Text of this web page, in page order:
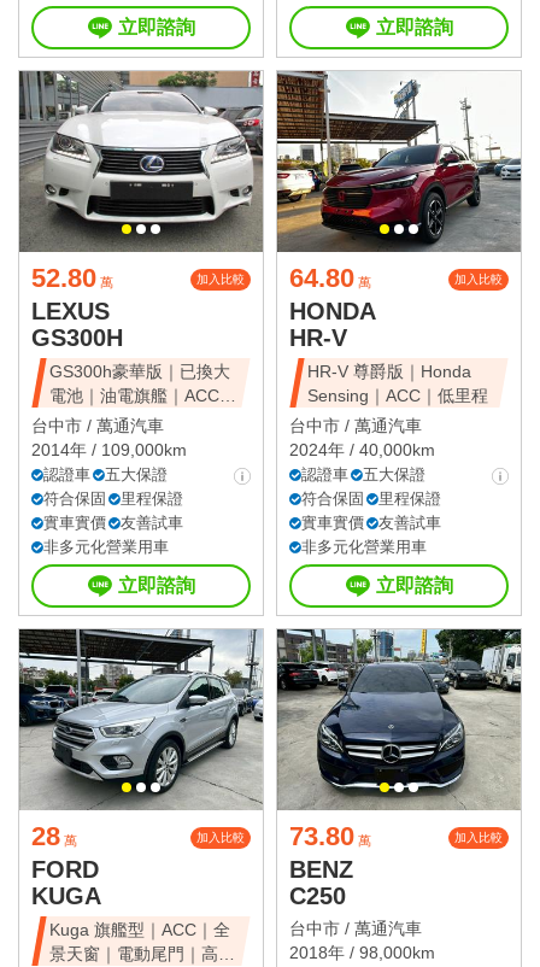
立即諮詢 立即諮詢
52.80 萬 加入比較
LEXUS
GS300H
GS300h豪華版｜已換大
電池｜油電旗艦｜ACC｜
天窗豪華房
台中市 / 萬通汽車
2014年 / 109,000km
認證車
五大保證
符合保固
里程保證
實車實價
友善試車
非多元化營業用車
立即諮詢
64.80 萬 加入比較
HONDA
HR-V
HR-V 尊爵版｜Honda
Sensing｜ACC｜低里程
台中市 / 萬通汽車
2024年 / 40,000km
認證車
五大保證
符合保固
里程保證
實車實價
友善試車
非多元化營業用車
立即諮詢
28 萬 加入比較
FORD
KUGA
Kuga 旗艦型｜ACC｜全
景天窗｜電動尾門｜高CP
73.80 萬 加入比較
BENZ
C250
台中市 / 萬通汽車
2018年 / 98,000km